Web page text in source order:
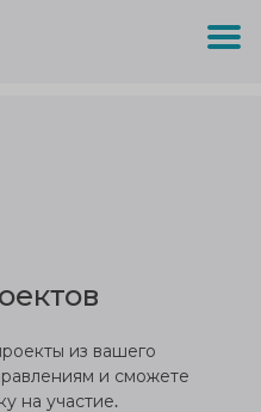
из вашего
и сможете
на участие.